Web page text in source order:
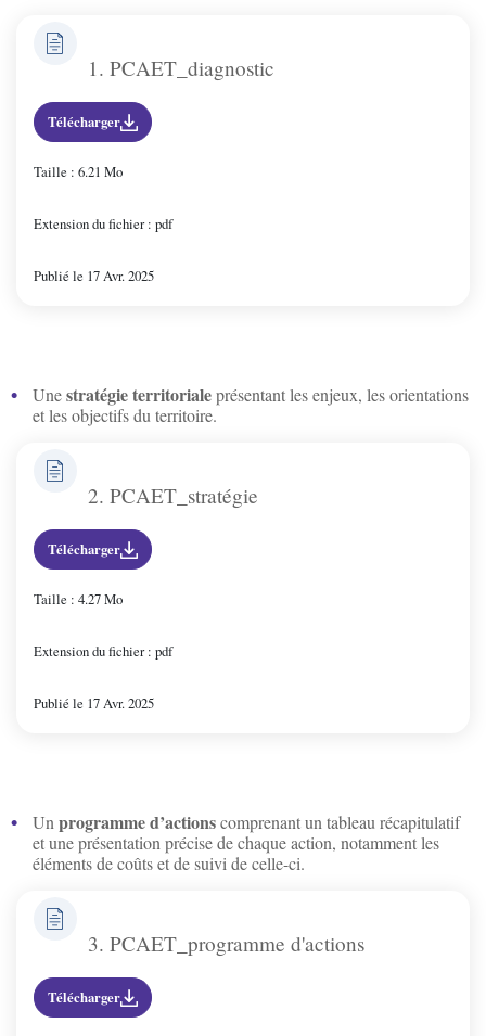
Monéteau
Montigny-la-resle
Villefargeau
Villeneuve-St-Salves
Vincelottes
1. PCAET_diagnostic
Télécharger
Taille : 6.21 Mo
Extension du fichier : pdf
Publié le 17 Avr. 2025
Unestratégie territorialeprésentant les enjeux, les orientations
et les objectifs du territoire.
2. PCAET_stratégie
Télécharger
Taille : 4.27 Mo
Extension du fichier : pdf
Publié le 17 Avr. 2025
Unprogramme d’actionscomprenant un tableau récapitulatif
et une présentation précise de chaque action, notamment les
éléments de coûts et de suivi de celle-ci.
3. PCAET_programme d'actions
Télécharger